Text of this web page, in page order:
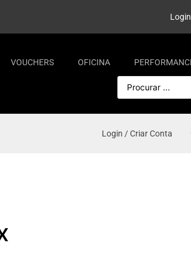
VOUCHERS OFICINA
Login / Criar Conta